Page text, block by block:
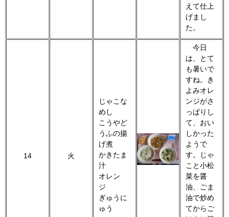
えて仕上
げまし
た。
14 火
じゃこな
めし
こうやど
うふの揚
げ煮
かきたま
汁
オレン
ジ
ぎゅうに
ゅう
今日
は、とて
も暑いで
すね。き
よみオレ
ンジがさ
っぱりし
て、おい
しかった
ようで
す。じゃ
こと小松
菜を醤
油、ごま
油で炒め
てからご